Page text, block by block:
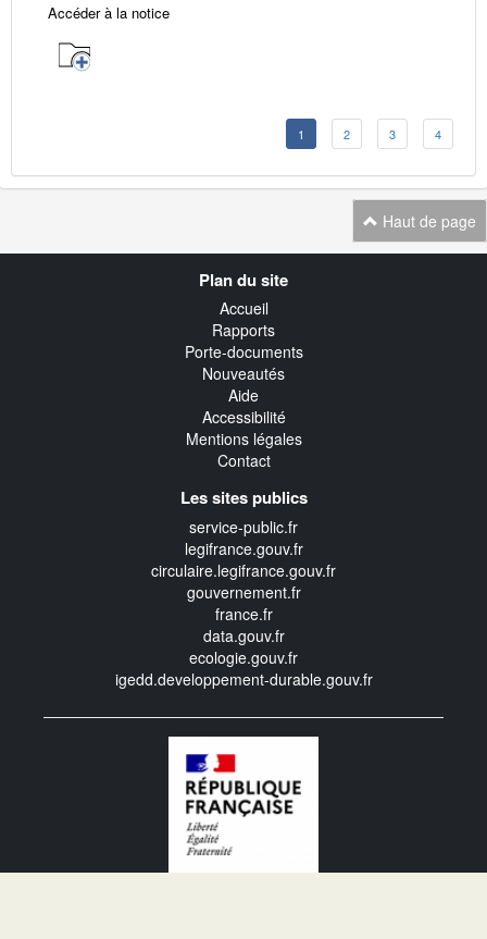
Accéder à la notice
1 2 3 4
Haut de page
Plan du site
Accueil
Rapports
Porte-documents
Nouveautés
Aide
Accessibilité
Mentions légales
Contact
Les sites publics
service-public.fr
legifrance.gouv.fr
circulaire.legifrance.gouv.fr
gouvernement.fr
france.fr
data.gouv.fr
ecologie.gouv.fr
igedd.developpement-durable.gouv.fr